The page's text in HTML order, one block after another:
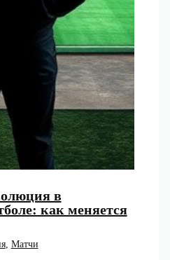
в
как меняется
, Матчи